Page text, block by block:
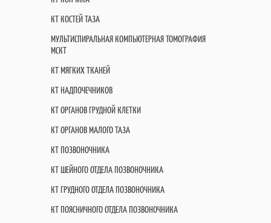
КТ КОСТЕЙ ТАЗА
МУЛЬТИСПИРАЛЬНАЯ КОМПЬЮТЕРНАЯ ТОМОГРАФИЯ
МСКТ
КТ МЯГКИХ ТКАНЕЙ
КТ НАДПОЧЕЧНИКОВ
КТ ОРГАНОВ ГРУДНОЙ КЛЕТКИ
КТ ОРГАНОВ МАЛОГО ТАЗА
КТ ПОЗВОНОЧНИКА
КТ ШЕЙНОГО ОТДЕЛА ПОЗВОНОЧНИКА
КТ ГРУДНОГО ОТДЕЛА ПОЗВОНОЧНИКА
КТ ПОЯСНИЧНОГО ОТДЕЛА ПОЗВОНОЧНИКА